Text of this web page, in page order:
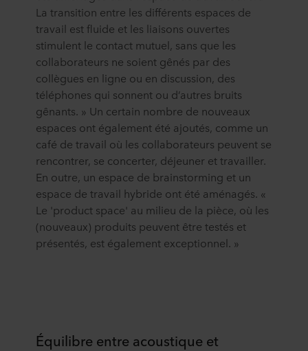
La transition entre les différents espaces de
travail est fluide et les liaisons ouvertes
stimulent le contact mutuel, sans que les
collaborateurs ne soient gênés par des
collègues en ligne ou en discussion, des
téléphones qui sonnent ou d’autres bruits
gênants. » Un certain nombre de nouveaux
espaces ont également été ajoutés, comme un
café de travail où les collaborateurs peuvent se
rencontrer, se concerter, déjeuner et travailler.
En outre, un espace de brainstorming et un
espace de travail hybride ont été aménagés. «
Le 'product space' au milieu de la pièce, où les
(nouveaux) produits peuvent être testés et
présentés, est également exceptionnel. »
Équilibre entre acoustique et